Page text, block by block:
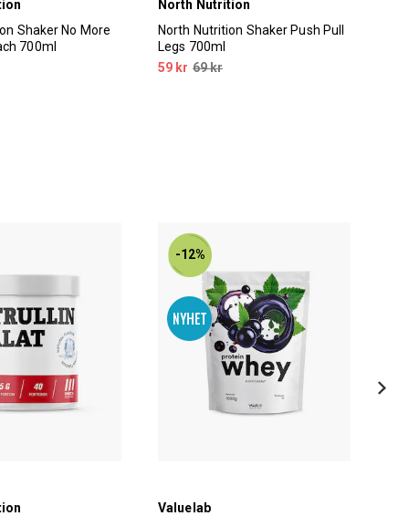
Shaker No More
700ml
North Nutrition
North Nutrition Shaker Push Pull
Legs 700ml
59 kr 69 kr
-12%
Valuelab